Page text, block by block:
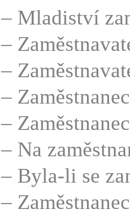
– Mladiství
–
–
–
–
– Na
– Byla-li se
–